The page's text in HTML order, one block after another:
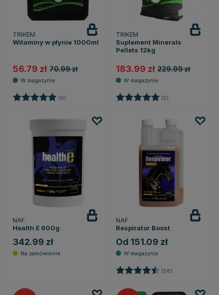
TRIKEM
Witaminy w płynie 1000ml
56.79 zł 70.99 zł
Ocena: (6) 5.0 na 5 gwiazdek
TRIKEM
Suplement Minerals
Pellets 12kg
183.99 zł 229.99 zł
Ocena: (5)
NAF
Health E 600g
342.99 zł
NAF
Respirator Boost
Od 151.09 zł
Ocena: (58)